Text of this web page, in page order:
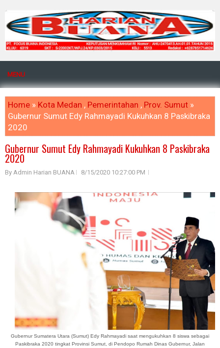
MENU
Home » Kota Medan , Pemerintahan , Prov. Sumut »
Gubernur Sumut Edy Rahmayadi Kukuhkan 8 Paskibraka
2020
Gubernur Sumut Edy Rahmayadi Kukuhkan 8 Paskibraka
2020
By Admin Harian BUANA 8/15/2020 10:27:00 PM
Gubernur Sumatera Utara (Sumut) Edy Rahmayadi saat mengukuhkan 8 siswa sebagai
Paskibraka 2020 tingkat Provinsi Sumut, di Pendopo Rumah Dinas Gubernur, Jalan